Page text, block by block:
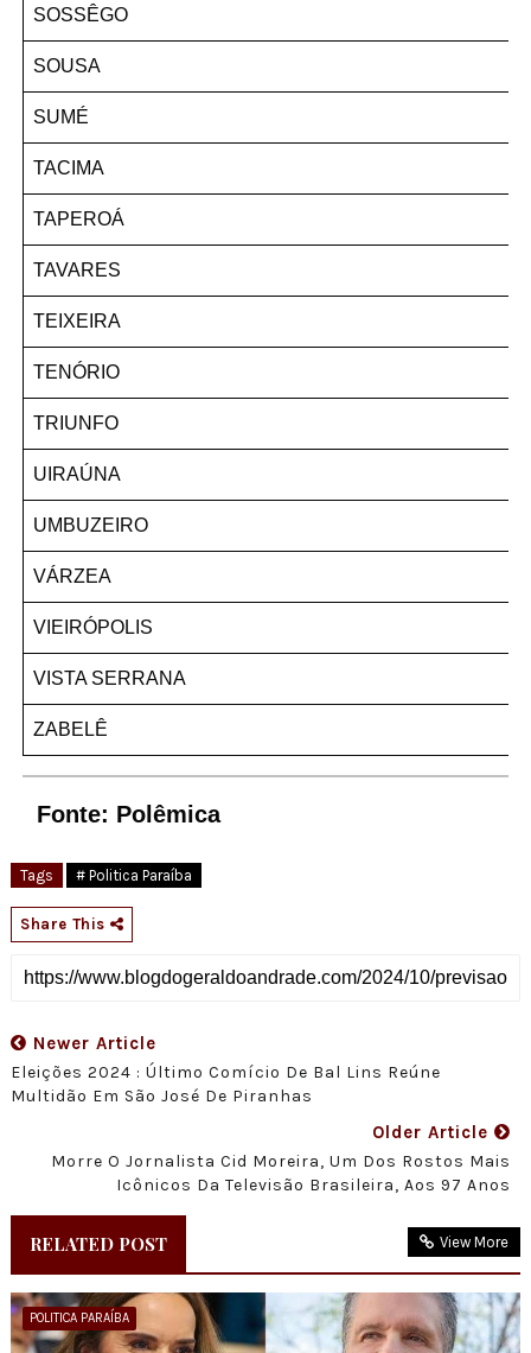
SOSSÊGO
SOUSA
SUMÉ
TACIMA
TAPEROÁ
TAVARES
TEIXEIRA
TENÓRIO
TRIUNFO
UIRAÚNA
UMBUZEIRO
VÁRZEA
VIEIRÓPOLIS
VISTA SERRANA
ZABELÊ
Fonte: Polêmica
Tags # Politica Paraíba
Share This
Newer Article
Eleições 2024 : Último Comício De Bal Lins Reúne
Multidão Em São José De Piranhas
Older Article
Morre O Jornalista Cid Moreira, Um Dos Rostos Mais
Icônicos Da Televisão Brasileira, Aos 97 Anos
RELATED POST View More
POLITICA PARAÍBA